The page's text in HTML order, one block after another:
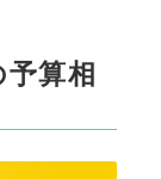
算相